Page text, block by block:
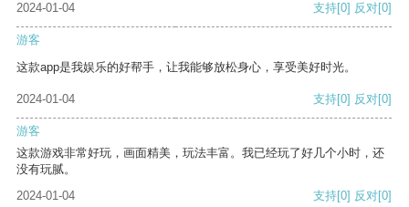
2024-01-04
支持[0] 反对[0]
游客
这款app是我娱乐的好帮手，让我能够放松身心，享受美好时光。
2024-01-04 支持[0] 反对[0]
游客
这款游戏非常好玩，画面精美，玩法丰富。我已经玩了好几个小时，还
没有玩腻。
2024-01-04
支持[0] 反对[0]